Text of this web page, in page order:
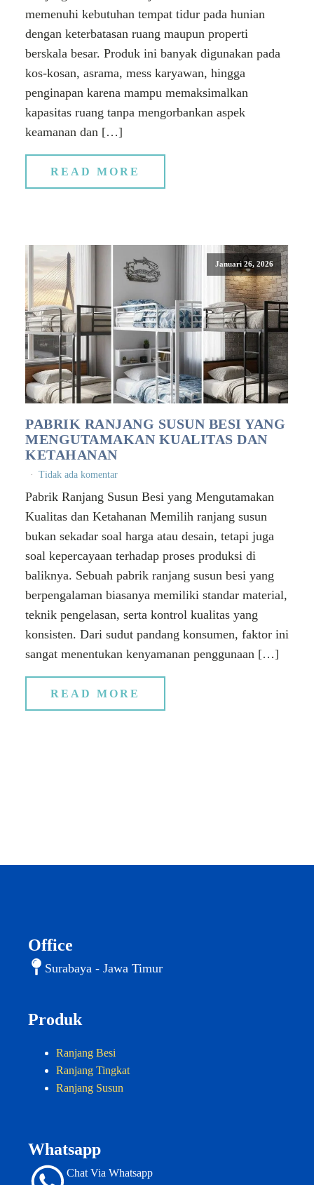
memenuhi kebutuhan tempat tidur pada hunian
dengan keterbatasan ruang maupun properti
berskala besar. Produk ini banyak digunakan pada
kos-kosan, asrama, mess karyawan, hingga
penginapan karena mampu memaksimalkan
kapasitas ruang tanpa mengorbankan aspek
keamanan dan […]
READ MORE
Januari 26, 2026
PABRIK RANJANG SUSUN BESI YANG
MENGUTAMAKAN KUALITAS DAN
KETAHANAN
Tidak ada komentar
Pabrik Ranjang Susun Besi yang Mengutamakan
Kualitas dan Ketahanan Memilih ranjang susun
bukan sekadar soal harga atau desain, tetapi juga
soal kepercayaan terhadap proses produksi di
baliknya. Sebuah pabrik ranjang susun besi yang
berpengalaman biasanya memiliki standar material,
teknik pengelasan, serta kontrol kualitas yang
konsisten. Dari sudut pandang konsumen, faktor ini
sangat menentukan kenyamanan penggunaan […]
READ MORE
Office
Surabaya - Jawa Timur
Produk
Ranjang Besi
Ranjang Tingkat
Ranjang Susun
Whatsapp
Chat Via Whatsapp